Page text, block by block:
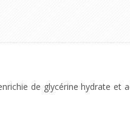
de glycérine hydrate et